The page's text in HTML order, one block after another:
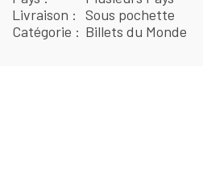
Livraison
Sous pochette
Catégorie
Billets du Monde